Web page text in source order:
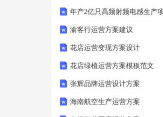
渝客行运营方案建议
花店运营变现方案设计
花店绿植运营方案模板范文
张辉品牌运营设计方案
海南航空生产运营方案